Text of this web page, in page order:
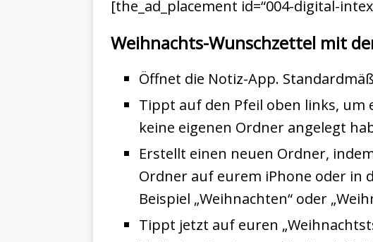
[the_ad_placement id=“004-digital-
Weihnachts-Wunschzettel mit
Öffnet die Notiz-App.
Tippt auf den Pfeil oben links, um
keine eigenen Ordner angelegt
Erstellt einen neuen Ordner,
Ordner auf eurem iPhone oder in
Beispiel „Weihnachten“ oder
Tippt jetzt auf euren